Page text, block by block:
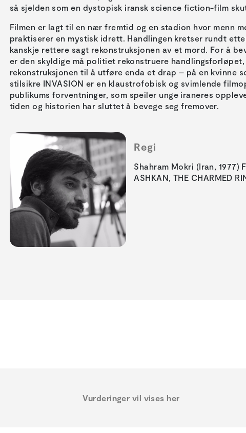
så sjelden som en dystopisk iransk science fiction-film
Filmen er lagt til en nær fremtid og en stadion hvor menn
praktiserer en mystisk idrett. Handlingen kretser rundt
kanskje rettere sagt rekonstruksjonen av et mord. For å
er den skyldige må politiet rekonstruere
rekonstruksjonen til å utføre enda et drap – på en kvinne
stilsikre INVASION er en klaustrofobisk og svimlende
publikums forventninger, som speiler unge iraneres
tiden og historien har sluttet å bevege seg fremover.
Regi
Shahram Mokri (Iran, 1977)
ASHKAN, THE CHARMED
Vurderinger vil vises her